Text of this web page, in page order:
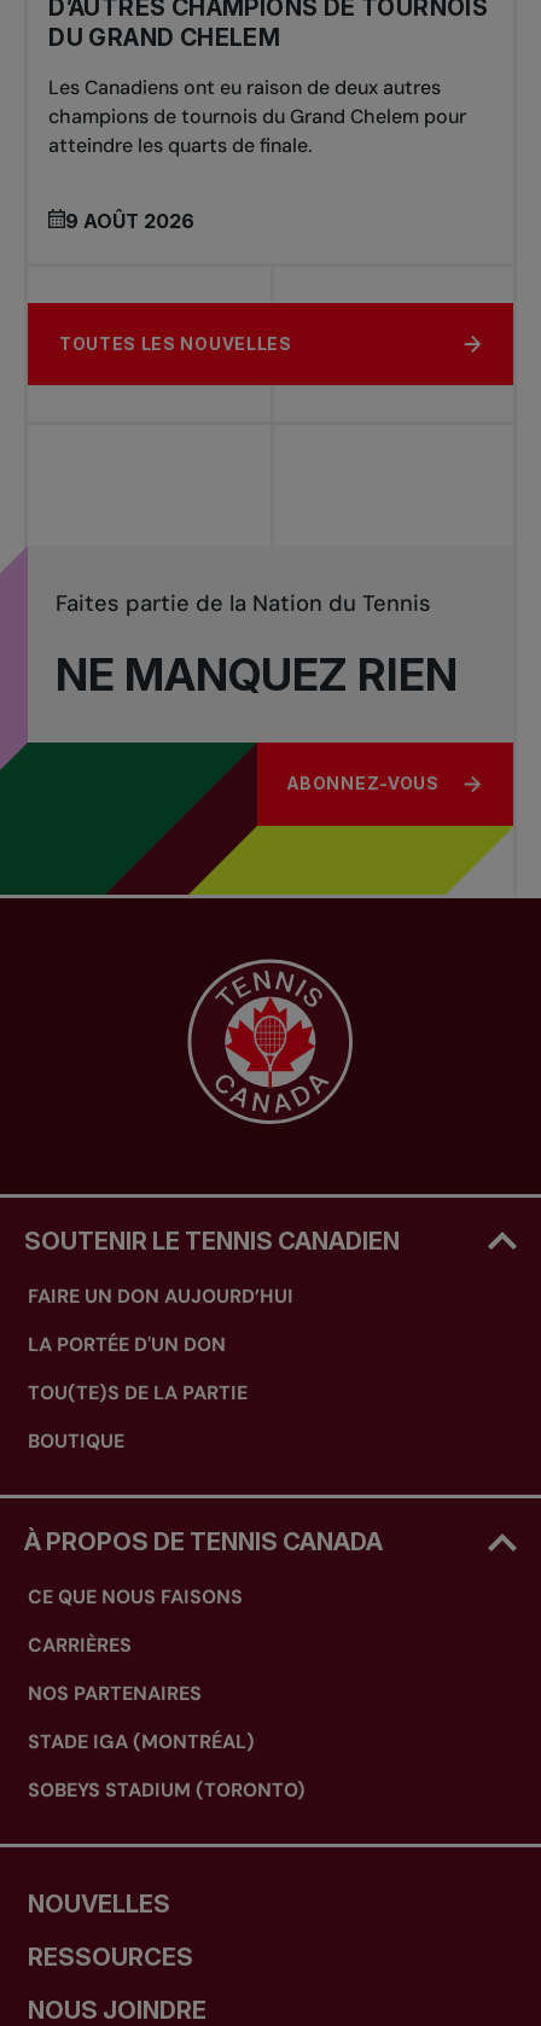
D’AUTRES CHAMPIONS DE TOURNOIS
DU GRAND CHELEM
Les Canadiens ont eu raison de deux autres
champions de tournois du Grand Chelem pour
atteindre les quarts de finale.
9 AOÛT 2026
TOUTES LES NOUVELLES
NE MANQUEZ RIEN
Faites partie de la Nation du Tennis
ABONNEZ-VOUS
SOUTENIR LE TENNIS CANADIEN
FAIRE UN DON AUJOURD’HUI
LA PORTÉE D'UN DON
TOU(TE)S DE LA PARTIE
BOUTIQUE
À PROPOS DE TENNIS CANADA
CE QUE NOUS FAISONS
CARRIÈRES
NOS PARTENAIRES
STADE IGA (MONTRÉAL)
SOBEYS STADIUM (TORONTO)
NOUVELLES
RESSOURCES
NOUS JOINDRE